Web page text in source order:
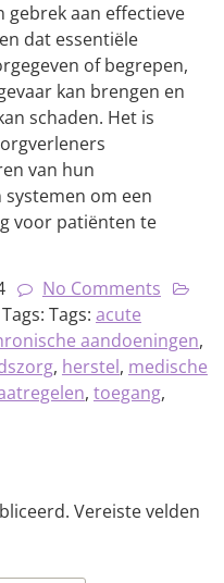
gebrek aan effectieve
dat essentiële
of begrepen,
kan brengen en
schaden. Het is
van hun
om een
voor patiënten te
No Comments
Tags: Tags: acute
aandoeningen,
, herstel, medische
, toegang,
Vereiste velden